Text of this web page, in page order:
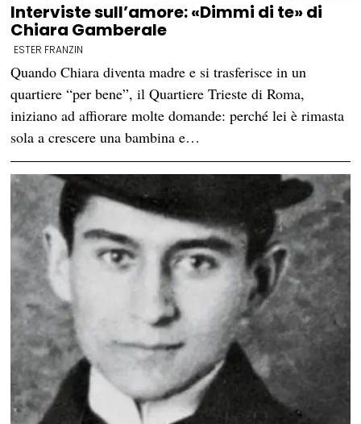
Interviste sull’amore: «Dimmi di te» di
Chiara Gamberale
ESTER FRANZIN
Quando Chiara diventa madre e si trasferisce in un
quartiere “per bene”, il Quartiere Trieste di Roma,
iniziano ad affiorare molte domande: perché lei è rimasta
sola a crescere una bambina e…